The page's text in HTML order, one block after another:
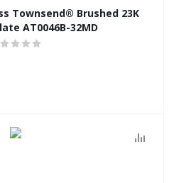
Townsend® Brushed 23K
AT0046B-32MD